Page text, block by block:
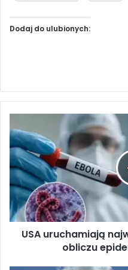
Dodaj do ulubionych:
S
A
u
r
u
h
a
USA uruchamiają
obliczu